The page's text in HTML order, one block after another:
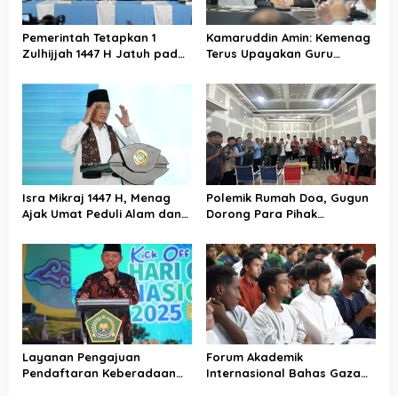
Pemerintah Tetapkan 1
Zulhijjah 1447 H Jatuh pada
Kamaruddin Amin: Kemenag
Terus Upayakan Guru
Diangkat PPPK
Isra Mikraj 1447 H, Menag
Ajak Umat Peduli Alam dan
Polemik Rumah Doa, Gugun
Dorong Para Pihak
Layanan Pengajuan
Pendaftaran Keberadaan
Forum Akademik
Internasional Bahas Gaza